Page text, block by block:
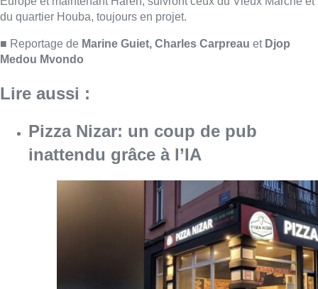
Consulter l'article "Pizza Nizar: un coup de
Foire du Midi: les visiteurs au